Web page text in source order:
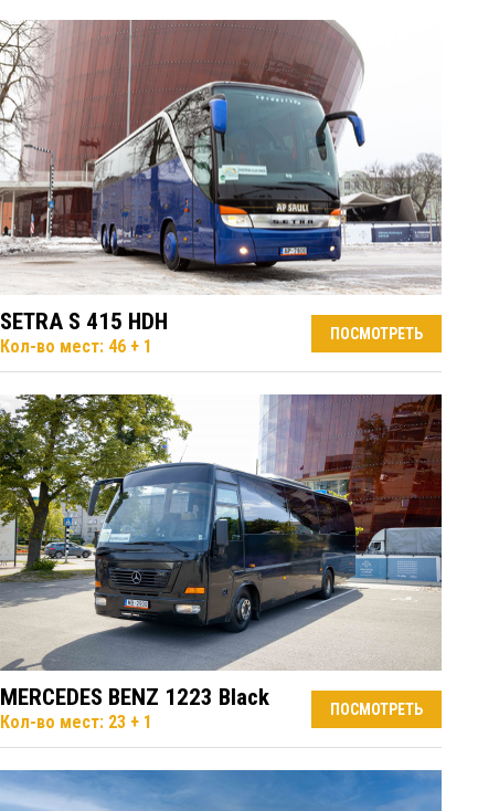
SETRA S 415 HDH
Кол-во мест: 46 + 1
ПОСМОТРЕТЬ
MERCEDES BENZ 1223 Black
Кол-во мест: 23 + 1
ПОСМОТРЕТЬ